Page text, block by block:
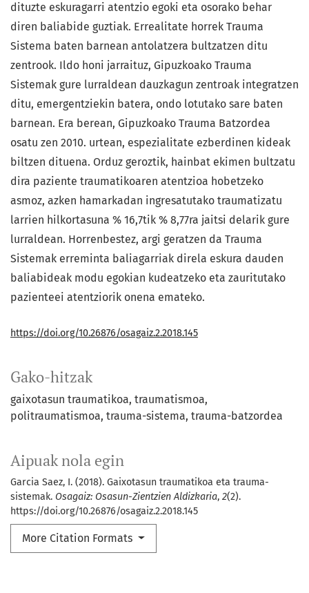
Gako-hitzak
gaixotasun traumatikoa traumatismoa
politraumatismoa trauma-sistema trauma-batzordea
Aipuak nola egin
Garcia Saez, I. (2018). Gaixotasun traumatikoa eta trauma-
sistemak. Osagaiz: Osasun-Zientzien Aldizkaria, 2(2).
https://doi.org/10.26876/osagaiz.2.2018.145
More Citation Formats
dituzte eskuragarri atentzio egoki eta osorako behar
diren baliabide guztiak. Errealitate horrek Trauma
Sistema baten barnean antolatzera bultzatzen ditu
zentrook. Ildo honi jarraituz, Gipuzkoako Trauma
Sistemak gure lurraldean dauzkagun zentroak integratzen
ditu, emergentziekin batera, ondo lotutako sare baten
barnean. Era berean, Gipuzkoako Trauma Batzordea
osatu zen 2010. urtean, espezialitate ezberdinen kideak
biltzen dituena. Orduz geroztik, hainbat ekimen bultzatu
dira paziente traumatikoaren atentzioa hobetzeko
asmoz, azken hamarkadan ingresatutako traumatizatu
larrien hilkortasuna % 16,7tik % 8,77ra jaitsi delarik gure
lurraldean. Horrenbestez, argi geratzen da Trauma
Sistemak erreminta baliagarriak direla eskura dauden
baliabideak modu egokian kudeatzeko eta zauritutako
pazienteei atentziorik onena emateko.
https://doi.org/10.26876/osagaiz.2.2018.145